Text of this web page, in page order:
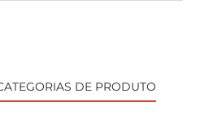
DE PRODUTO